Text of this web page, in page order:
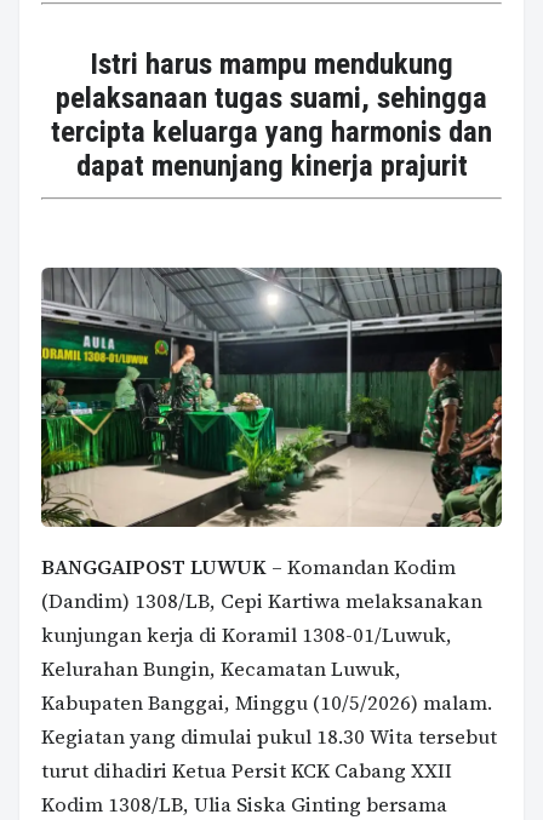
Istri harus mampu mendukung
pelaksanaan tugas suami, sehingga
tercipta keluarga yang harmonis dan
dapat menunjang kinerja prajurit
BANGGAIPOST LUWUK – Komandan Kodim
(Dandim) 1308/LB, Cepi Kartiwa melaksanakan
kunjungan kerja di Koramil 1308-01/Luwuk,
Kelurahan Bungin, Kecamatan Luwuk,
Kabupaten Banggai, Minggu (10/5/2026) malam.
Kegiatan yang dimulai pukul 18.30 Wita tersebut
turut dihadiri Ketua Persit KCK Cabang XXII
Kodim 1308/LB, Ulia Siska Ginting bersama